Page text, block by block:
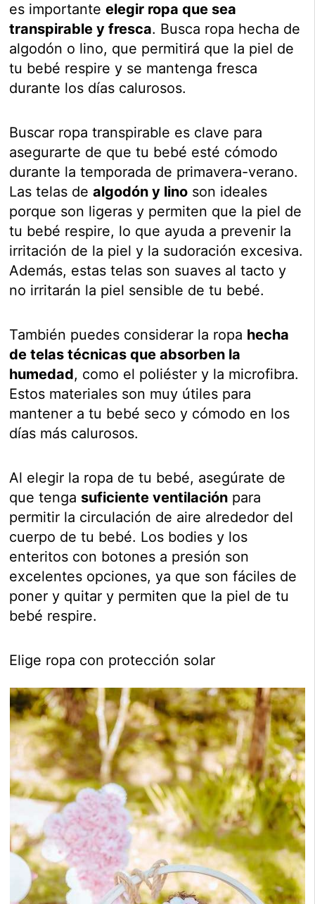
es importanteelegir ropa que sea
transpirable y fresca. Busca ropa hecha de
algodón o lino, que permitirá que la piel de
tu bebé respire y se mantenga fresca
durante los días calurosos.
Buscar ropa transpirable es clave para
asegurarte de que tu bebé esté cómodo
durante la temporada de primavera-verano.
Las telas dealgodón y lino son ideales
porque son ligeras y permiten que la piel de
tu bebé respire, lo que ayuda a prevenir la
irritación de la piel y la sudoración excesiva.
Además, estas telas son suaves al tacto y
no irritarán la piel sensible de tu bebé.
También puedes considerar la ropa hecha
de telas técnicas que absorben la
humedad, como el poliéster y la microfibra.
Estos materiales son muy útiles para
mantener a tu bebé seco y cómodo en los
días más calurosos.
Al elegir la ropa de tu bebé, asegúrate de
que tenga suficiente ventilación para
permitir la circulación de aire alrededor del
cuerpo de tu bebé. Los bodies y los
enteritos con botones a presión son
excelentes opciones, ya que son fáciles de
poner y quitar y permiten que la piel de tu
bebé respire.
Elige ropa con protección solar